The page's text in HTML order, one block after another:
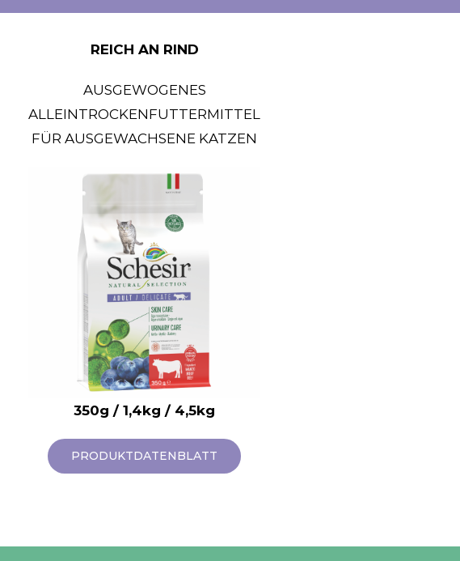
REICH AN RIND
AUSGEWOGENES
ALLEINTROCKENFUTTERMITTEL
FÜR AUSGEWACHSENE KATZEN
350g / 1,4kg / 4,5kg
PRODUKTDATENBLATT